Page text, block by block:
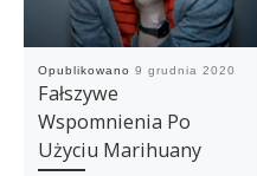
Opublikowano 9 grudnia 2020
Fałszywe
Wspomnienia Po
Użyciu Marihuany